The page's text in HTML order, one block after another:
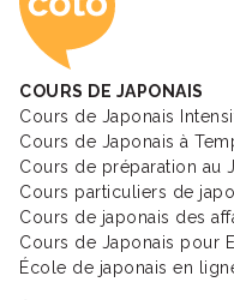
(école, travail, soirées,
COURS DE JAPONAIS
Cours de Japonais
Cours de Japonais à
Cours de préparation au
Cours particuliers de
Cours de japonais des
Cours de Japonais pour
École de japonais en